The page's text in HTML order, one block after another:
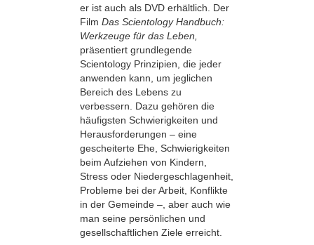
er ist auch als DVD erhältlich. Der
Film Das Scientology Handbuch:
Werkzeuge für das Leben,
präsentiert grundlegende
Scientology Prinzipien, die jeder
anwenden kann, um jeglichen
Bereich des Lebens zu
verbessern. Dazu gehören die
häufigsten Schwierigkeiten und
Herausforderungen – eine
gescheiterte Ehe, Schwierigkeiten
beim Aufziehen von Kindern,
Stress oder Niedergeschlagenheit,
Probleme bei der Arbeit, Konflikte
in der Gemeinde –, aber auch wie
man seine persönlichen und
gesellschaftlichen Ziele erreicht.